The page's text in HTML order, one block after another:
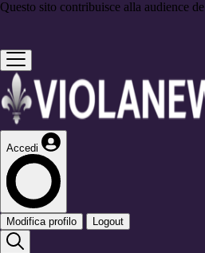
Questo sito contribuisce alla audience de
Accedi
Modifica profilo Logout